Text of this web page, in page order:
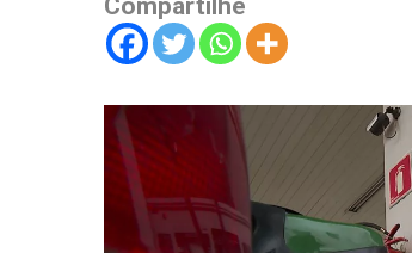
Compartilhe